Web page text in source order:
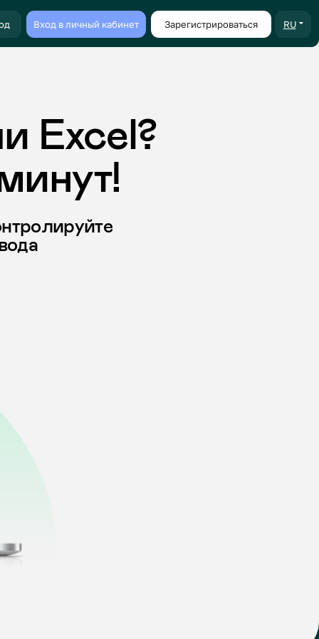
RU
кабинет Зарегистрироваться